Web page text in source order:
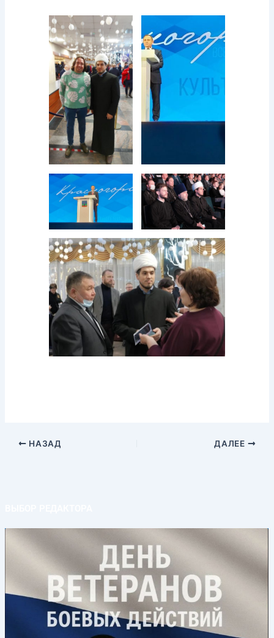
НАЗАД ДАЛЕЕ